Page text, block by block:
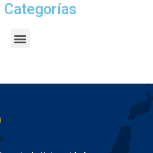
Categorías